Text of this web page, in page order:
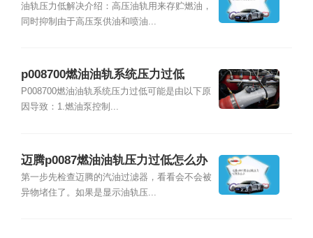
油轨压力低解决介绍：高压油轨用来存贮燃油，
同时抑制由于高压泵供油和喷油...
p008700燃油油轨系统压力过低
P008700燃油油轨系统压力过低可能是由以下原
因导致：1.燃油泵控制...
迈腾p0087燃油油轨压力过低怎么办
第一步先检查迈腾的汽油过滤器，看看会不会被
异物堵住了。如果是显示油轨压...